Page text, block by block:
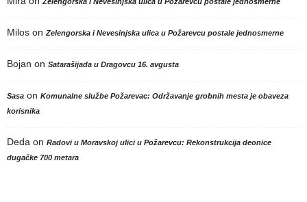
Milos on Zelengorska i Nevesinjska ulica u Požarevcu postale jednosmerne
Bojan on Satarašijada u Dragovcu 16. avgusta
Sasa on Komunalne službe Požarevac: Održavanje grobnih mesta je obaveza
korisnika
Deda on Radovi u Moravskoj ulici u Požarevcu: Rekonstrukcija deonice
dugačke 700 metara